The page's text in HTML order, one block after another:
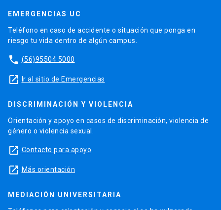
EMERGENCIAS UC
Teléfono en caso de accidente o situación que ponga en
riesgo tu vida dentro de algún campus.
phone (56)95504 5000
launch Ir al sitio de Emergencias
DISCRIMINACIÓN Y VIOLENCIA
Orientación y apoyo en casos de discriminación, violencia de
género o violencia sexual.
launch Contacto para apoyo
launch Más orientación
MEDIACIÓN UNIVERSITARIA